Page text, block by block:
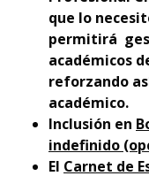
que lo
permitirá
académicos
reforzando
académico.
Inclusión en
indefinido
El Carnet de